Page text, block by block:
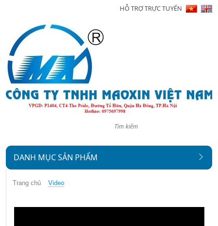
HỖ TRỢ TRỰC TUYẾN
Giới
thiệu
Sản
tức
Hình
ảnh
Video
DANH MỤC SẢN PHẨM
Trang chủ Video